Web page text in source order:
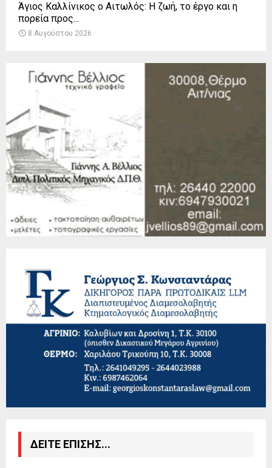
Άγιος Καλλίνικος ο Αιτωλός: Η ζωή, το έργο και η
πορεία προς...
8 Αυγούστου 2026
ΔΕΙΤΕ ΕΠΙΣΗΣ...